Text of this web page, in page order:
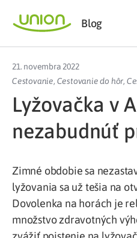
Blog
21. novembra 2022
Cestovanie, Cestovanie do hôr,
Lyžovačka v
nezabudnúť
Zimné obdobie sa
lyžovania sa už tešia na
Dovolenka na horách je
množstvo zdravotných